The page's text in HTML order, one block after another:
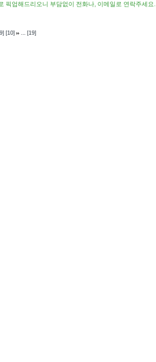
픽업해드리오니 부담없이 전화나, 이메일로 연락주세요.
[10] ... [19]